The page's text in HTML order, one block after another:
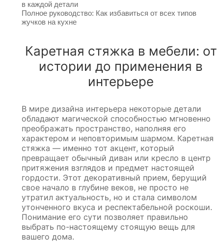
в каждой детали
Полное руководство: Как избавиться от всех типов
жучков на кухне
Каретная стяжка в мебели: от
истории до применения в
интерьере
В мире дизайна интерьера некоторые детали
обладают магической способностью мгновенно
преображать пространство, наполняя его
характером и неповторимым шармом. Каретная
стяжка — именно тот акцент, который
превращает обычный диван или кресло в центр
притяжения взглядов и предмет настоящей
гордости. Этот декоративный прием, берущий
свое начало в глубине веков, не просто не
утратил актуальность, но и стала символом
утонченного вкуса и респектабельной роскоши.
Понимание его сути позволяет правильно
выбрать по-настоящему стоящую вещь для
вашего дома.